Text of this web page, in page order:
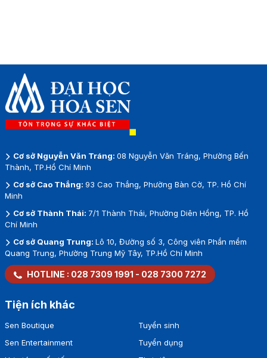
Cơ sở Nguyễn Văn Tráng: 08 Nguyễn Văn Tráng, Phường Bến
Thành, TP.Hồ Chí Minh
Cơ sở Cao Thắng: 93 Cao Thắng, Phường Bàn Cờ, TP. Hồ Chí
Minh
Cơ sở Thành Thái: 7/1 Thành Thái, Phường Diên Hồng, TP. Hồ
Chí Minh
Cơ sở Quang Trung: Lô 10, Đường số 3, Công viên Phần mềm
Quang Trung, Phường Trung Mỹ Tây, TP.Hồ Chí Minh
HOTLINE : 028 7309 1991 - 028 7300 7272
Tiện ích khác
Sen Boutique
Sen Entertainment
Tuyển sinh
Tuyển dụng